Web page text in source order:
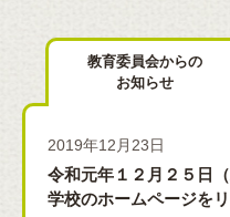
教育委員会からの
お知らせ
2019年12月23日
令和元年１２月２５日
学校のホームページを